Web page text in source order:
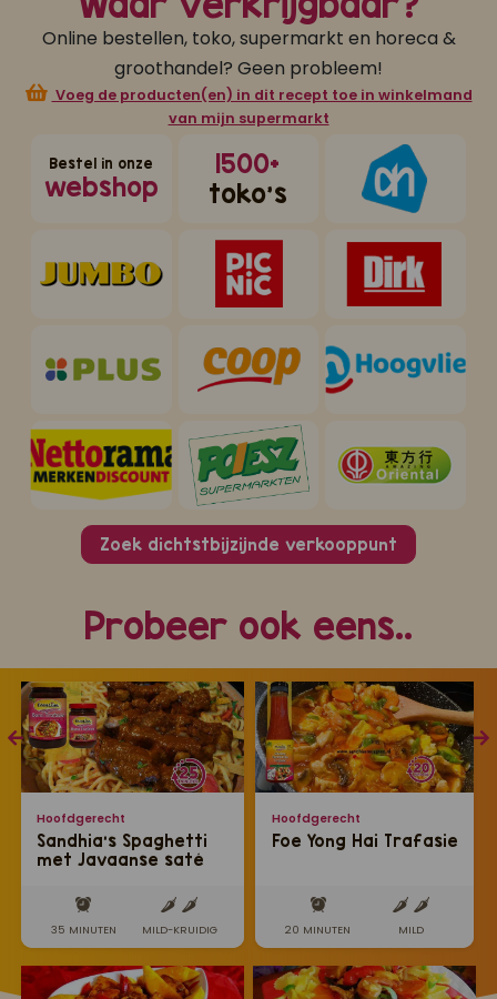
Online bestellen, toko, supermarkt en horeca &
groothandel? Geen probleem!
Voeg de producten(en) in dit recept toe in winkelmand
van mijn supermarkt
Bestel in onze
webshop
1500+
toko's
Zoek dichtstbijzijnde verkooppunt
Probeer ook eens..
Hoofdgerecht
Sandhia’s Spaghetti
met Javaanse saté
35 MINUTEN MILD-KRUIDIG
Hoofdgerecht
Foe Yong Hai Trafasie
20 MINUTEN MILD